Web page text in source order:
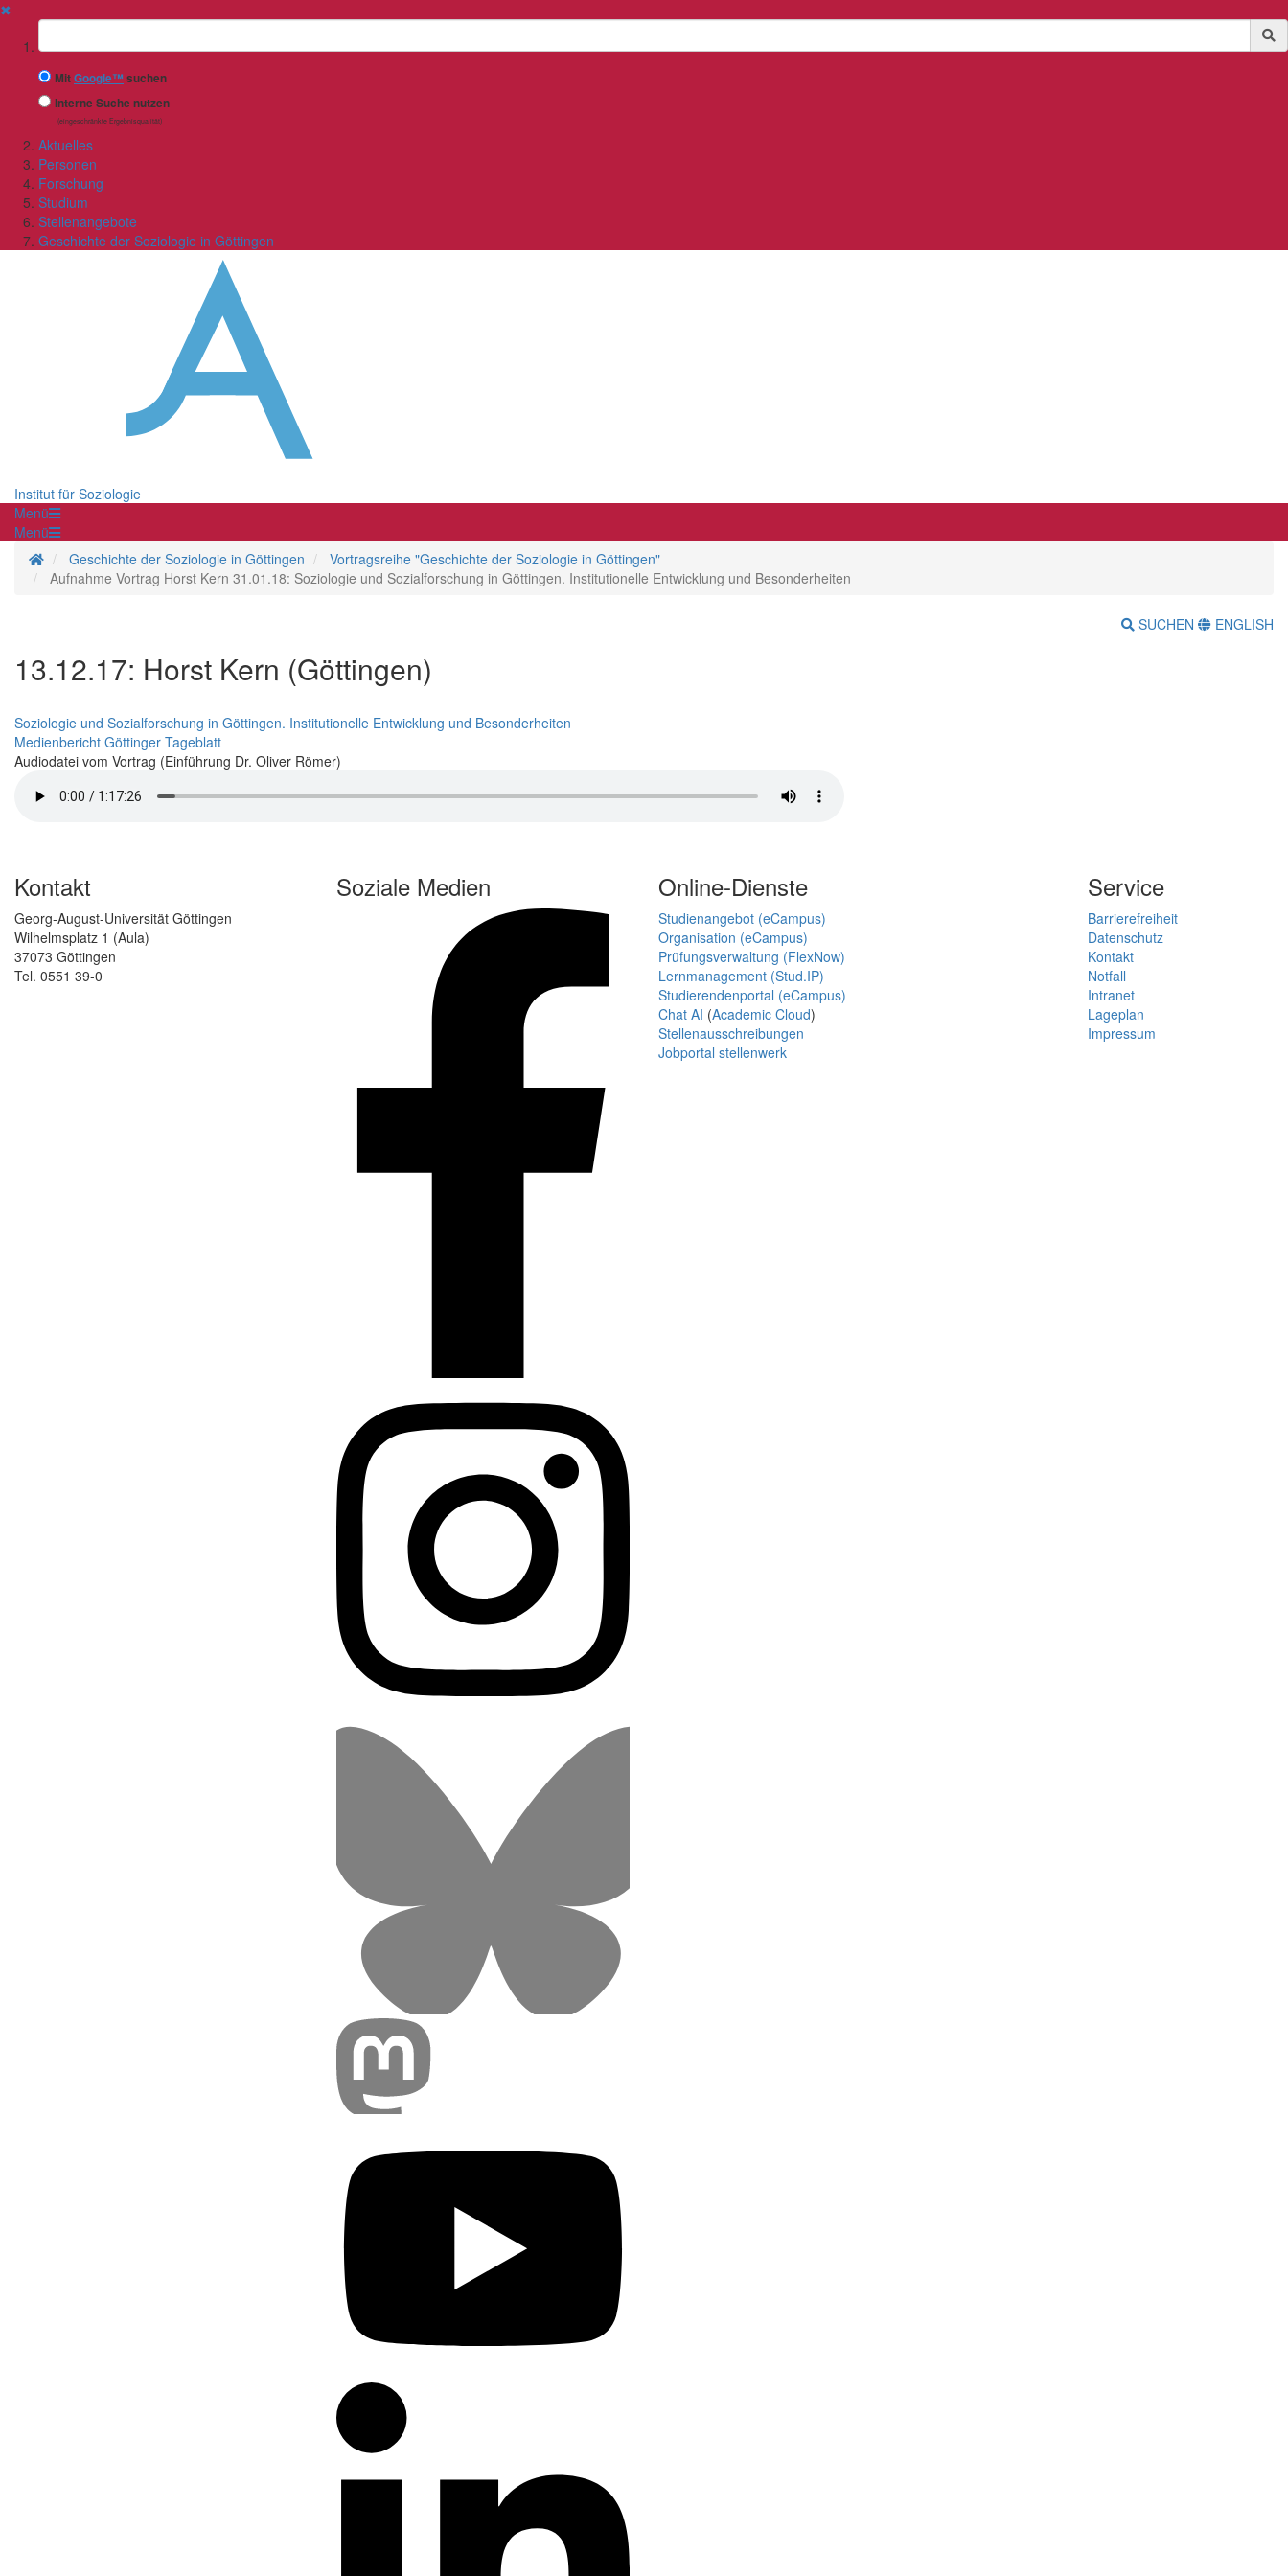
✖
Suchbegriff
MitGoogle™ suchen
Interne Suche nutzen
(eingeschränkte Ergebnisqualität)
Aktuelles
Personen
Forschung
Studium
Stellenangebote
Geschichte der Soziologie in Göttingen
Institut für Soziologie
Menü
Menü
Startseite
Geschichte der Soziologie in Göttingen
Vortragsreihe "Geschichte der Soziologie in Göttingen"
Aufnahme Vortrag Horst Kern 31.01.18: Soziologie und Sozialforschung in Göttingen. Institutionelle Entwicklung und Besonderheiten
SUCHEN ENGLISH
13.12.17: Horst Kern (Göttingen)
Soziologie und Sozialforschung in Göttingen. Institutionelle Entwicklung und Besonderheiten
Medienbericht Göttinger Tageblatt
Audiodatei vom Vortrag (Einführung Dr. Oliver Römer)
Kontakt
Georg-August-Universität Göttingen
Wilhelmsplatz 1 (Aula)
37073 Göttingen
Tel. 0551 39-0
Soziale Medien Online-Dienste
Studienangebot (eCampus)
Organisation (eCampus)
Prüfungsverwaltung (FlexNow)
Lernmanagement (Stud.IP)
Studierendenportal (eCampus)
Chat AI (Academic Cloud)
Stellenausschreibungen
Jobportal stellenwerk
Service
Barrierefreiheit
Datenschutz
Kontakt
Notfall
Intranet
Lageplan
Impressum